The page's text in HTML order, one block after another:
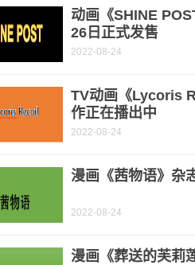
动画《SHINE
26日正式发售
2022-08-24
TV动画《Lycoris
作正在播出中
2022-08-24
漫画《茜物语》杂
2022-08-24
漫画《葬送的芙莉